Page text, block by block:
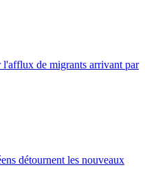
l'afflux de migrants arrivant par
détournent les nouveaux